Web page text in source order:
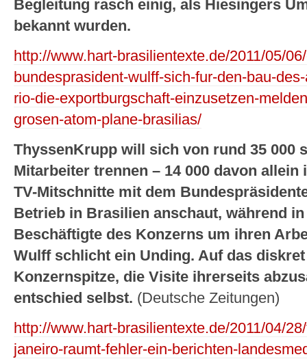
Begleitung rasch einig, als Hiesingers
bekannt wurden.
http://www.hart-brasilientexte.de/2011/05/
bundesprasident-wulff-sich-fur-den-bau-
rio-die-exportburgschaft-einzusetzen-
grosen-atom-plane-brasilias/
ThyssenKrupp will sich von rund 35 000
Mitarbeiter trennen – 14 000 davon
TV-Mitschnitte mit dem
Betrieb in Brasilien anschaut, während
Beschäftigte des Konzerns um ihren
Wulff schlicht ein Unding. Auf das
Konzernspitze, die Visite ihrerseits
entschied selbst. (Deutsche Zeitungen)
http://www.hart-brasilientexte.de/2011/04/
janeiro-raumt-fehler-ein-berichten-